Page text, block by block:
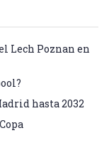
Lech Poznan en
hasta 2032